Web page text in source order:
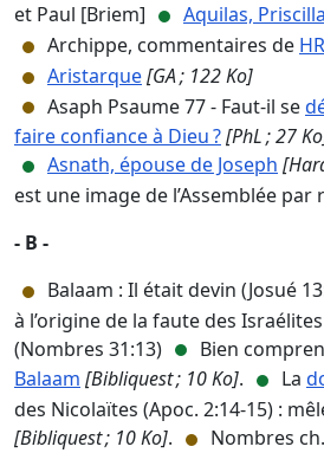
et Paul [Briem]
Aquilas, Priscilla
Archippe, commentaires de HR
Aristarque[GA ; 122 Ko]
Asaph Psaume 77 - Faut-il se
faire confiance à Dieu ?[PhL ; 27
Asnath, épouse de Joseph
est une image de l’Assemblée
- B -
Balaam : Il était devin (Josué
à l’origine de la faute des
(Nombres 31:13)
Bien
Balaam [Bibliquest ; 10 Ko]. La
des Nicolaïtes (Apoc. 2:14-15) :
[Bibliquest ; 10 Ko].
Nombres